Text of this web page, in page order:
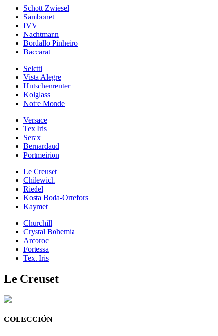
Schott Zwiesel
Sambonet
IVV
Nachtmann
Bordallo Pinheiro
Baccarat
Seletti
Vista Alegre
Hutschenreuter
Kolglass
Notre Monde
Versace
Tex Iris
Serax
Bernardaud
Portmeirion
Le Creuset
Chilewich
Riedel
Kosta Boda-Orrefors
Kaymet
Churchill
Crystal Bohemia
Arcoroc
Fortessa
Text Iris
Le Creuset
COLECCIÓN